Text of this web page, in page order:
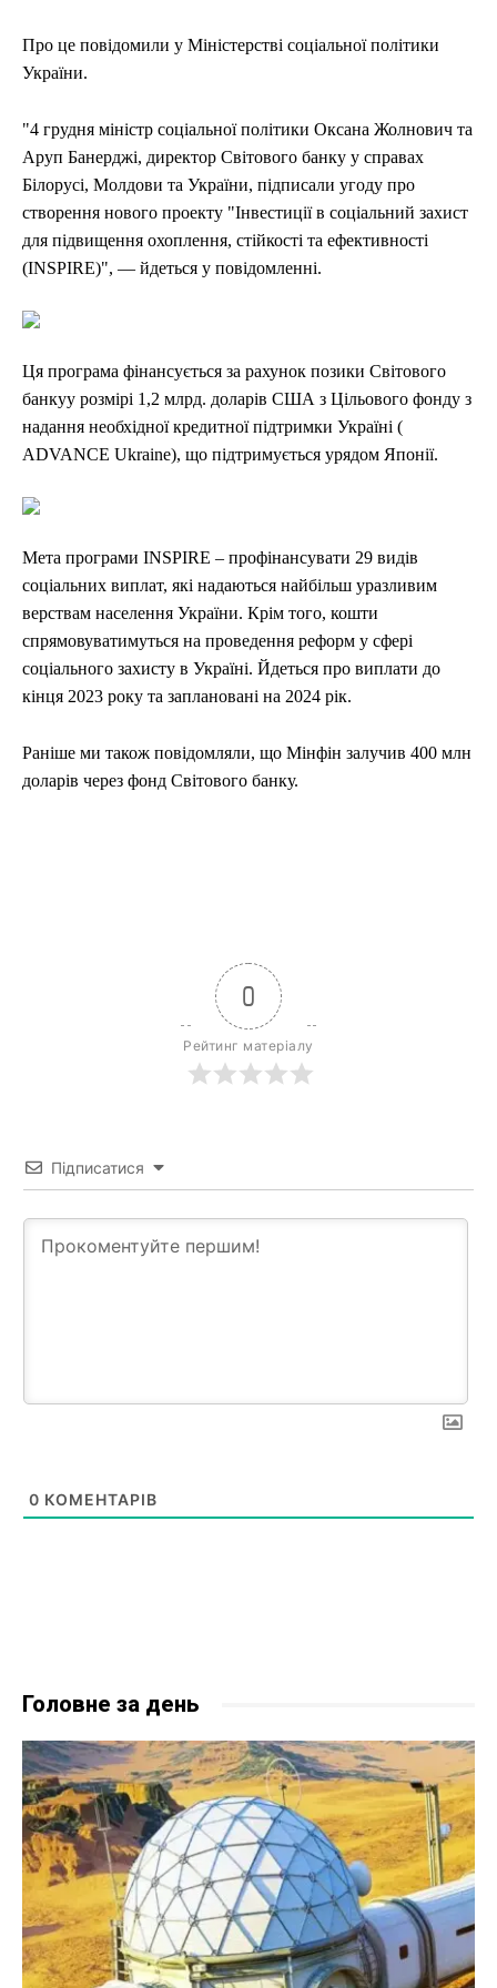
Про це повідомили у Міністерстві соціальної політики
України.
"4 грудня міністр соціальної політики Оксана Жолнович та
Аруп Банерджі, директор Світового банку у справах
Білорусі, Молдови та України, підписали угоду про
створення нового проекту "Інвестиції в соціальний захист
для підвищення охоплення, стійкості та ефективності
(INSPIRE)", — йдеться у повідомленні.
Ця програма фінансується за рахунок позики Світового
банкуу розмірі 1,2 млрд. доларів США з Цільового фонду з
надання необхідної кредитної підтримки Україні (
ADVANCE Ukraine), що підтримується урядом Японії.
Мета програми INSPIRE – профінансувати 29 видів
соціальних виплат, які надаються найбільш уразливим
верствам населення України. Крім того, кошти
спрямовуватимуться на проведення реформ у сфері
соціального захисту в Україні. Йдеться про виплати до
кінця 2023 року та заплановані на 2024 рік.
Раніше ми також повідомляли, що Мінфін залучив 400 млн
доларів через фонд Світового банку.
0
Рейтинг матеріалу
Підписатися
0 КОМЕНТАРІВ
Головне за день